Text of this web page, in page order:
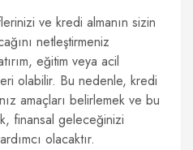
ve kredi almanın sizin
netleştirmeniz
eğitim veya acil
olabilir. Bu nedenle, kredi
amaçları belirlemek ve bu
finansal geleceğinizi
olacaktır.